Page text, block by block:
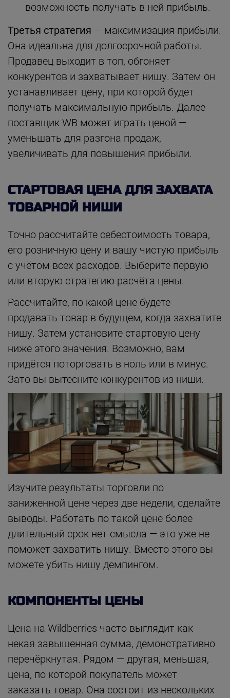
возможность получать в ней прибыль.
Третья стратегия — максимизация прибыли.
Она идеальна для долгосрочной работы.
Продавец выходит в топ, обгоняет
конкурентов и захватывает нишу. Затем он
устанавливает цену, при которой будет
получать максимальную прибыль. Далее
поставщик WB может играть ценой —
уменьшать для разгона продаж,
увеличивать для повышения прибыли.
СТАРТОВАЯ ЦЕНА ДЛЯ ЗАХВАТА
ТОВАРНОЙ НИШИ
Точно рассчитайте себестоимость товара,
его розничную цену и вашу чистую прибыль
с учётом всех расходов. Выберите первую
или вторую стратегию расчёта цены.
Рассчитайте, по какой цене будете
продавать товар в будущем, когда захватите
нишу. Затем установите стартовую цену
ниже этого значения. Возможно, вам
придётся поторговать в ноль или в минус.
Зато вы вытесните конкурентов из ниши.
Изучите результаты торговли по
заниженной цене через две недели, сделайте
выводы. Работать по такой цене более
длительный срок нет смысла — это уже не
поможет захватить нишу. Вместо этого вы
можете убить нишу демпингом.
КОМПОНЕНТЫ ЦЕНЫ
Цена на Wildberries часто выглядит как
некая завышенная сумма, демонстративно
перечёркнутая. Рядом — другая, меньшая,
цена, по которой покупатель может
заказать товар. Она состоит из нескольких